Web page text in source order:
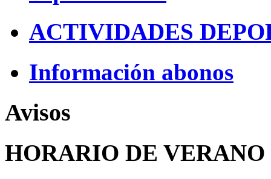
ACTIVIDADES
Información abonos
Avisos
HORARIO DE VERANO